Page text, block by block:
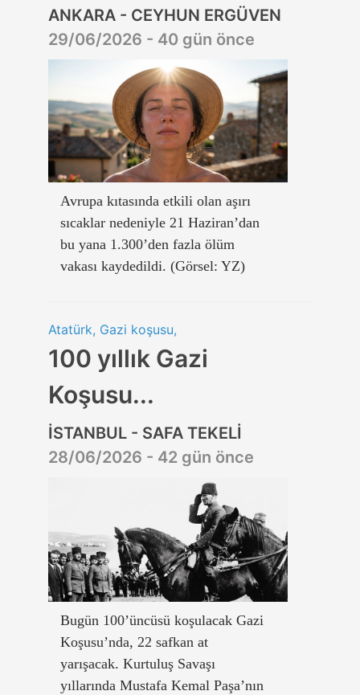
ANKARA - CEYHUN ERGÜVEN
29/06/2026 - 40 gün önce
Avrupa kıtasında etkili olan aşırı
sıcaklar nedeniyle 21 Haziran’dan
bu yana 1.300’den fazla ölüm
vakası kaydedildi. (Görsel: YZ)
Atatürk, Gazi koşusu,
100 yıllık Gazi
Koşusu...
İSTANBUL - SAFA TEKELİ
28/06/2026 - 42 gün önce
Bugün 100’üncüsü koşulacak Gazi
Koşusu’nda, 22 safkan at
yarışacak. Kurtuluş Savaşı
yıllarında Mustafa Kemal Paşa’nın